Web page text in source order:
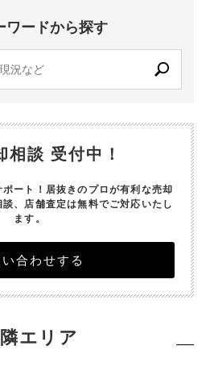
ワードから探す
相談 受付中！
ポート！居抜きのプロが有利な売却
談、店舗査定は無料でご対応いたし
ます。
合わせする
エリア